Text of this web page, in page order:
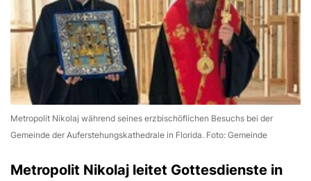
Metropolit Nikolaj während seines erzbischöflichen Besuchs bei der
Gemeinde der Auferstehungskathedrale in Florida. Foto: Gemeinde
Metropolit Nikolaj leitet Gottesdienste in